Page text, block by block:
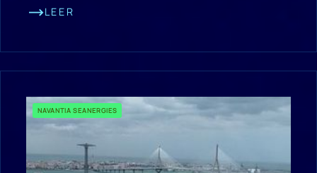
LEER
NAVANTIA SEANERGIES